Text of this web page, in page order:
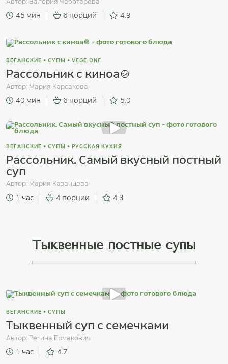
45 мин 6 порций 4.9
ВЕГАНСКИЕ • СУПЫ • VEGE.ONE
Рассольник с киноа🍲
Автор: Мария Карсакова
40 мин 6 порций 5.0
ВЕГАНСКИЕ • СУПЫ • РУССКАЯ КУХНЯ
Рассольник. Самый вкусный постный
суп
Автор: Мария Казанцева
1 час 4 порции 4.3
Тыквенные постные супы
ВЕГАНСКИЕ • СУПЫ
Тыквенный суп с семечками
Автор: Регина Ермакович
1 час 4.7